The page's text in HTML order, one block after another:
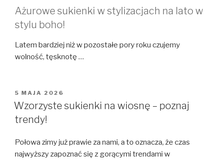
Ażurowe sukienki w stylizacjach na lato w
stylu boho!
Latem bardziej niż w pozostałe pory roku czujemy
wolność, tęsknotę …
OPUBLIKOWANE
W
5 MAJA 2026
Wzorzyste sukienki na wiosnę – poznaj
trendy!
Połowa zimy już prawie za nami, a to oznacza, że czas
najwyższy zapoznać się z gorącymi trendami w